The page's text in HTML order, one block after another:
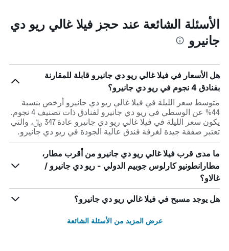
الأسئلة الشائعة عند حجز فيلا غالي ريو دي
جانيرو
هل الأسعار في فيلا غالي ريو دي جانيرو قابلة للمقارنة
بفنادق 4 نجوم في ريو دي جانيرو؟
متوسط سعر الليلة في فيلا غالي ريو دي جانيرو أرخص بنسبة
44% عن الوسطي في ريو دي جانيرو لفنادق ذات تصنيف 4 نجوم.
يكون سعر الليلة في فيلا غالي ريو دي جانيرو عادة 347 ﷼، والتي
تعتبر صفقة جيدة لغرفة فندق عالية الجودة في ريو دي جانيرو.
ما مدى قرب فيلا غالي ريو دي جانيرو من أقرب مطار،
مطارانطونيو كارلوس جوبيم الدولي - ريو دي جانيرو /
غالاو؟
هل يوجد مسبح في فيلا غالي ريو دي جانيرو؟
عرض المزيد من الأسئلة الشائعة